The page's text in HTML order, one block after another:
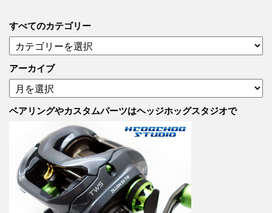
すべてのカテゴリー
べ
て
の
カ
テ
アーカイブ
ア
ー
カ
ベアリングやカスタムパーツはヘッジホッグスタジオで